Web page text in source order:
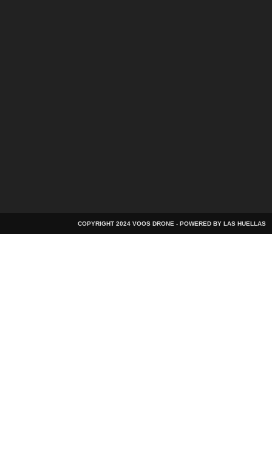
COPYRIGHT 2024 VOOS DRONE - POWERED BY LAS HUELLAS